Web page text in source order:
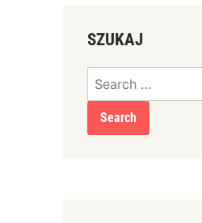
SZUKAJ
Search